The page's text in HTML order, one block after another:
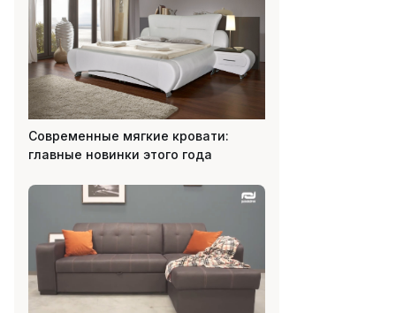
Современные мягкие кровати:
главные новинки этого года